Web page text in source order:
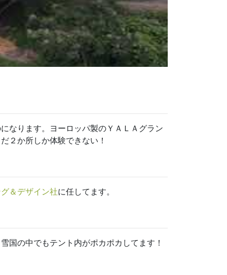
なります。ヨーロッパ製のＹＡＬＡグラン
２か所しか体験できない！
＆デザイン社に任してます。
国の中でもテント内がポカポカしてます！